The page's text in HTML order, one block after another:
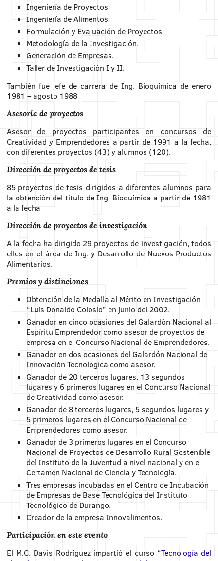
Ingeniería de Proyectos.
Ingeniería de Alimentos.
Formulación y Evaluación de Proyectos.
Metodología de la Investigación.
Generación de Empresas.
Taller de Investigación I y II.
También fue jefe de carrera de Ing. Bioquímica de enero
1981 – agosto 1988
Asesoría de proyectos
Asesor de proyectos participantes en concursos de
Creatividad y Emprendedores a partir de 1991 a la fecha,
con diferentes proyectos (43) y alumnos (120).
Dirección de proyectos de tesis
85 proyectos de tesis dirigidos a diferentes alumnos para
la obtención del titulo de Ing. Bioquímica a partir de 1981
a la fecha
Dirección de proyectos de investigación
A la fecha ha dirigido 29 proyectos de investigación, todos
ellos en el área de Ing. y Desarrollo de Nuevos Productos
Alimentarios.
Premios y distinciones
Obtención de la Medalla al Mérito en Investigación
“Luis Donaldo Colosio” en junio del 2002.
Ganador en cinco ocasiones del Galardón Nacional al
Espíritu Emprendedor como asesor de proyectos de
empresa en el Concurso Nacional de Emprendedores.
Ganador en dos ocasiones del Galardón Nacional de
Innovación Tecnológica como asesor.
Ganador de 20 terceros lugares, 13 segundos
lugares y 6 primeros lugares en el Concurso Nacional
de Creatividad como asesor.
Ganador de 8 terceros lugares, 5 segundos lugares y
5 primeros lugares en el Concurso Nacional de
Emprendedores como asesor.
Ganador de 3 primeros lugares en el Concurso
Nacional de Proyectos de Desarrollo Rural Sostenible
del Instituto de la Juventud a nivel nacional y en el
Certamen Nacional de Ciencia y Tecnología.
Tres empresas incubadas en el Centro de Incubación
de Empresas de Base Tecnológica del Instituto
Tecnológico de Durango.
Creador de la empresa Innovalimentos.
Participación en este evento
El M.C. Davis Rodríguez impartió el curso “Tecnología del